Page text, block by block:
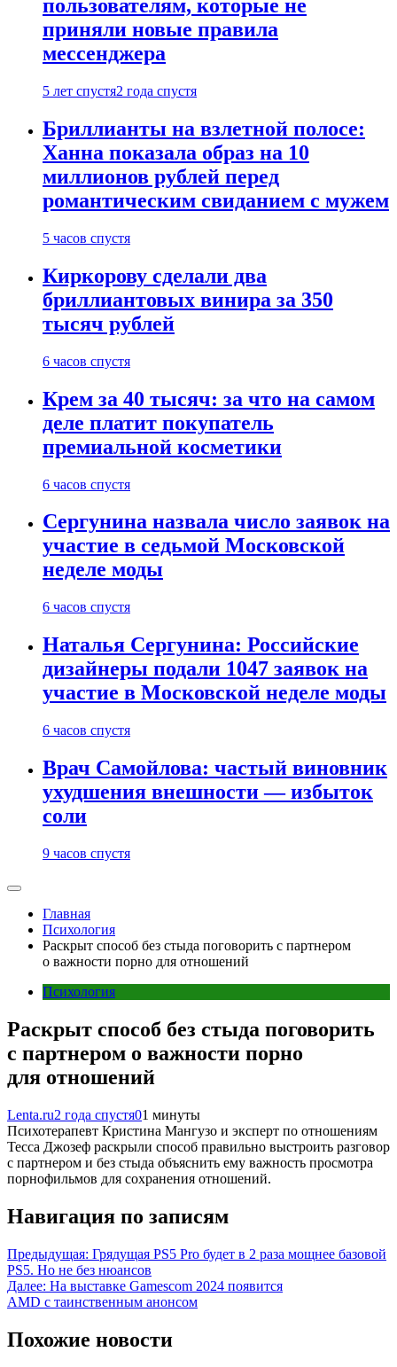
пользователям, которые не
приняли новые правила
мессенджера
5 лет спустя2 года спустя
Бриллианты на взлетной полосе:
Ханна показала образ на 10
миллионов рублей перед
романтическим свиданием с мужем
5 часов спустя
Киркорову сделали два
бриллиантовых винира за 350
тысяч рублей
6 часов спустя
Крем за 40 тысяч: за что на самом
деле платит покупатель
премиальной косметики
6 часов спустя
Сергунина назвала число заявок на
участие в седьмой Московской
неделе моды
6 часов спустя
Наталья Сергунина: Российские
дизайнеры подали 1047 заявок на
участие в Московской неделе моды
6 часов спустя
Врач Самойлова: частый виновник
ухудшения внешности — избыток
соли
9 часов спустя
Главная
Психология
Раскрыт способ без стыда поговорить с партнером
о важности порно для отношений
Психология
Раскрыт способ без стыда поговорить
с партнером о важности порно
для отношений
Lenta.ru2 года спустя01 минуты
Психотерапевт Кристина Мангузо и эксперт по отношениям
Тесса Джозеф раскрыли способ правильно выстроить разговор
с партнером и без стыда объяснить ему важность просмотра
порнофильмов для сохранения отношений.
Навигация по записям
Предыдущая: Грядущая PS5 Pro будет в 2 раза мощнее базовой
PS5. Но не без нюансов
Далее: На выставке Gamescom 2024 появится
AMD с таинственным анонсом
Похожие новости